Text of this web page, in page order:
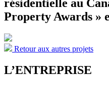
résidentielle au
Property Awards »
Retour aux autres projets
L’ENTREPRISE